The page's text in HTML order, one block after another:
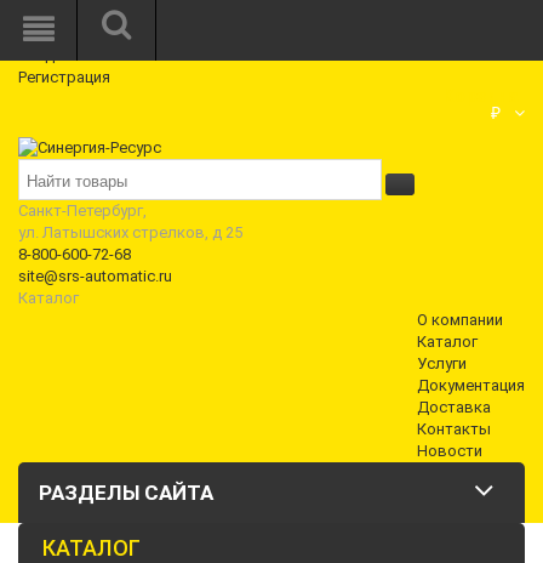
Режим работы: Пн—Пт: 10:00—18:00
Регистрация
₽
Санкт-Петербург,
ул. Латышских стрелков, д 25
8-800-600-72-68
site@srs-automatic.ru
Каталог
О компании
Каталог
Услуги
Документация
Доставка
Контакты
Новости
РАЗДЕЛЫ САЙТА
КАТАЛОГ